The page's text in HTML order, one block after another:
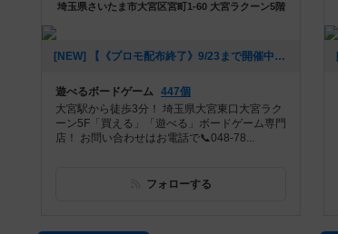
埼玉県さいたま市大宮区宮町1-60 大宮ラクーン5階
[NEW] 【《プロモ配布終了》9/23まで開催中】プレイホビージャパン！第31回 クトナー・ホラ：銀の町《土地権協定》体験会（2024年08月11日 16時22分）
遊べるボードゲーム 447個
大宮駅から徒歩3分！ 埼玉県大宮東口大宮ラク
ーン5F「買える」「遊べる」ボードゲーム専門
店！ お問い合わせはお電話で📞048-78...
フォローする